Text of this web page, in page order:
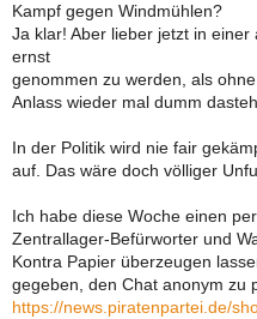
Kampf gegen Windmühlen?
Ja klar! Aber lieber jetzt in
ernst
genommen zu werden, als
Anlass wieder mal dumm
In der Politik wird nie fair
auf. Das wäre doch völliger
Ich habe diese Woche einen
Zentrallager-Befürworter und
Kontra Papier überzeugen
gegeben, den Chat anonym zu
https://news.piratenpartei.de/